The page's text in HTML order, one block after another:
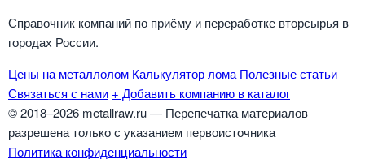
Справочник компаний по приёму и переработке вторсырья в
городах России.
Цены на металлолом Калькулятор лома Полезные статьи
Связаться с нами + Добавить компанию в каталог
© 2018–2026 metallraw.ru — Перепечатка материалов
разрешена только с указанием первоисточника
Политика конфиденциальности